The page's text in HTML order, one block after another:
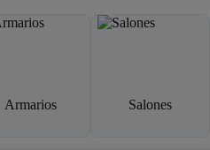
Armarios Salones